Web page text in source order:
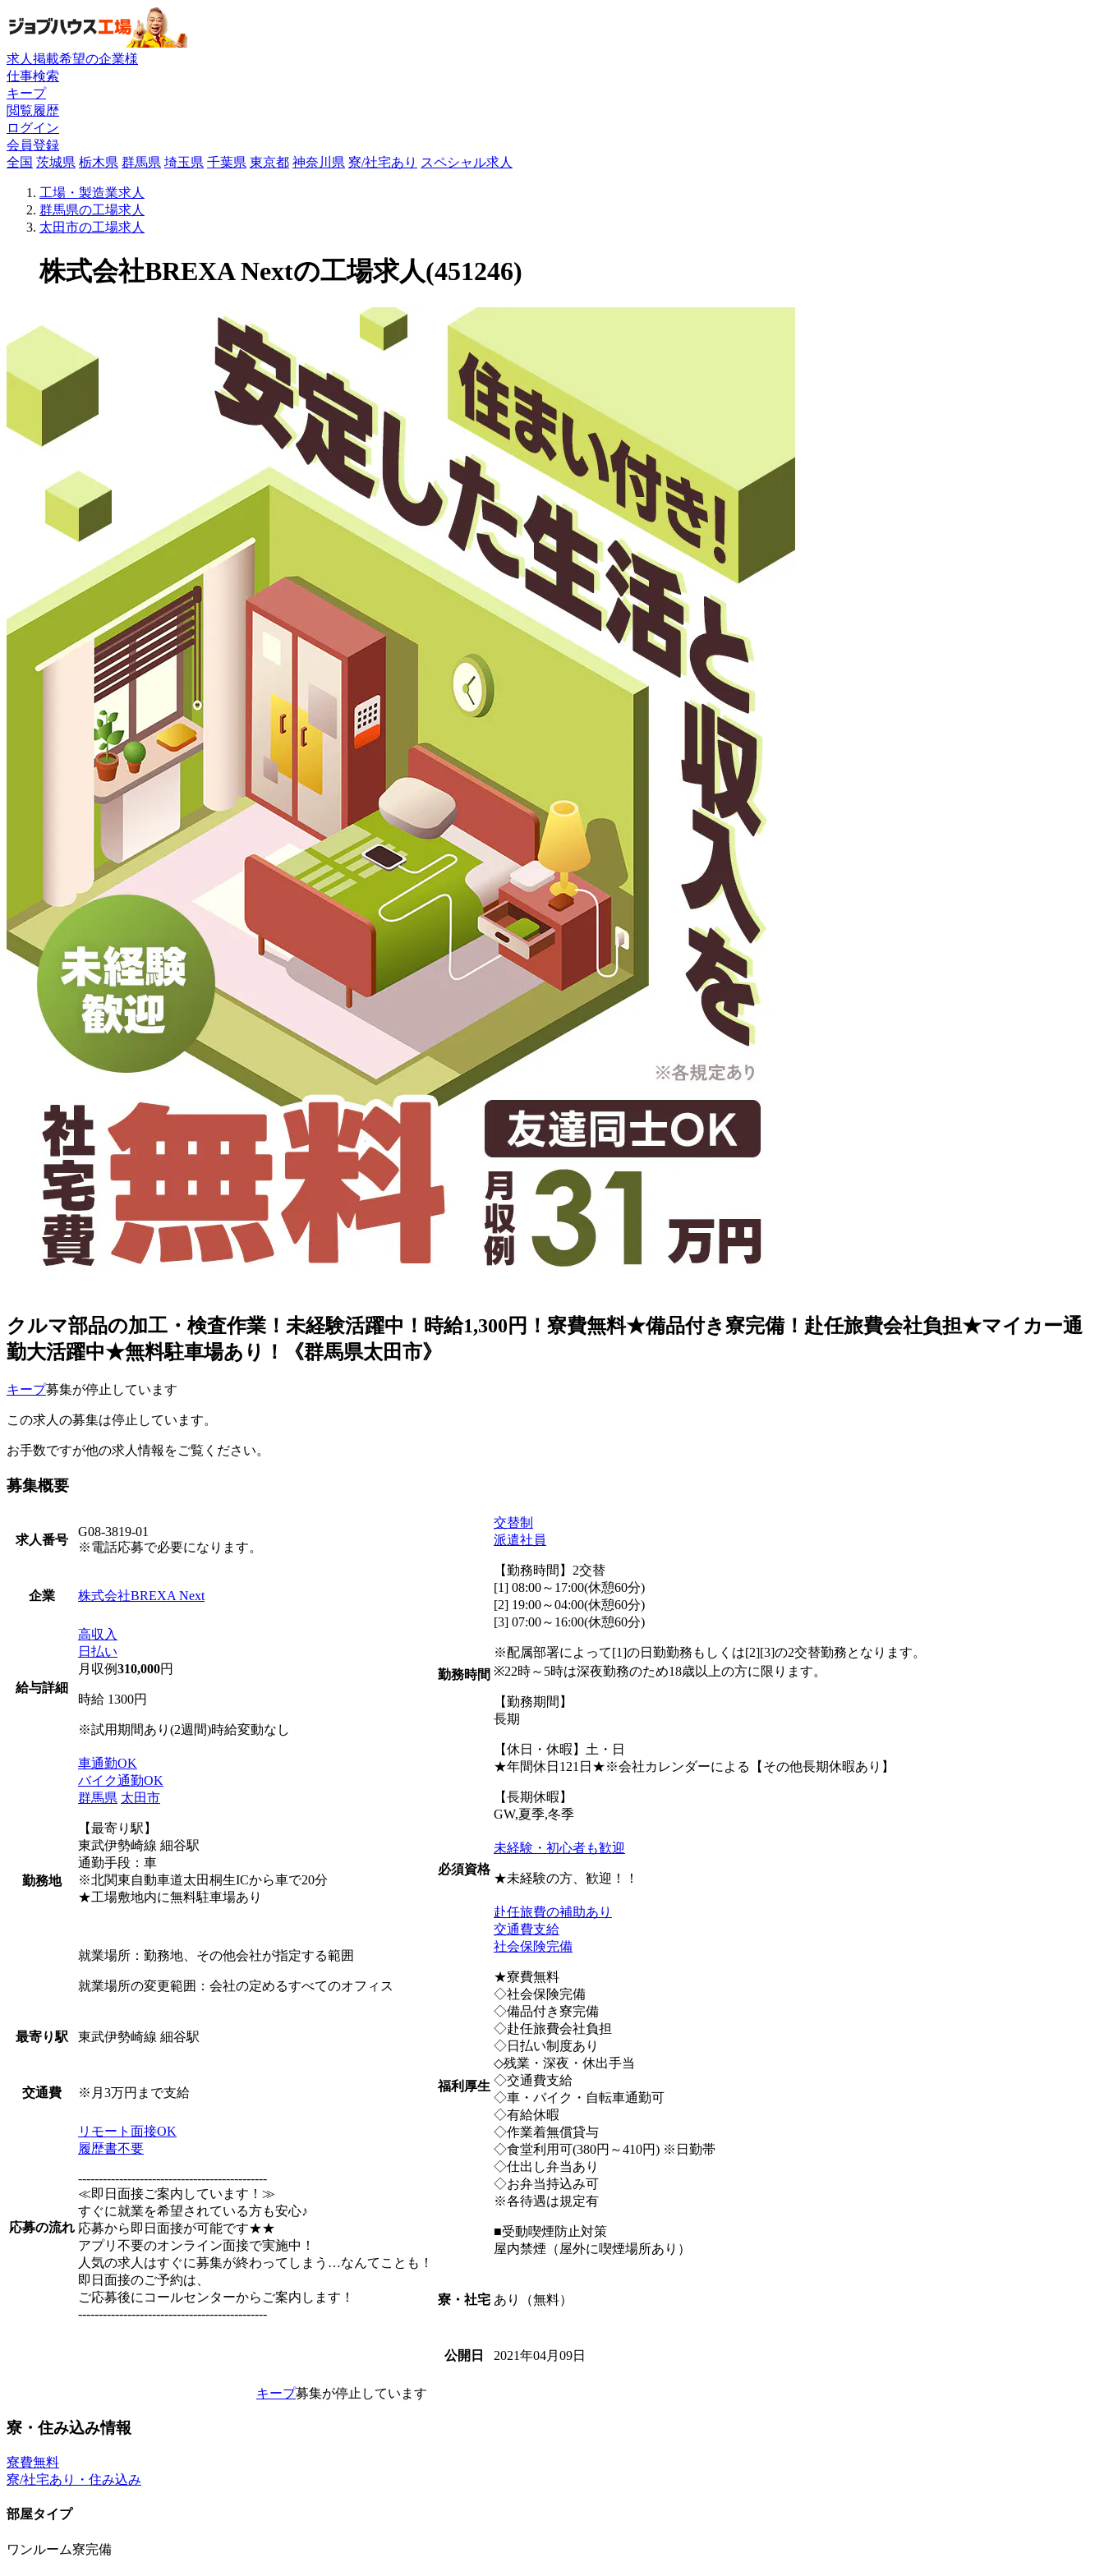
求人掲載希望の企業様
仕事検索
キープ
閲覧履歴
ログイン
会員登録
全国 茨城県 栃木県 群馬県 埼玉県 千葉県 東京都 神奈川県 寮/社宅あり スペシャル求人
工場・製造業求人
群馬県の工場求人
太田市の工場求人
株式会社BREXA Nextの工場求人(451246)
クルマ部品の加工・検査作業！未経験活躍中！時給1,300円！寮費無料★備品付き寮完備！赴任旅費会社負担★マイカー通
勤大活躍中★無料駐車場あり！《群馬県太田市》
キープ募集が停止しています
この求人の募集は停止しています。
お手数ですが他の求人情報をご覧ください。
募集概要
求人番号
G08-3819-01
※電話応募で必要になります。
企業 株式会社BREXA Next
給与詳細
高収入
日払い
月収例310,000円
時給 1300円
※試用期間あり(2週間)時給変動なし
勤務地
車通勤OK
バイク通勤OK
群馬県 太田市
【最寄り駅】
東武伊勢崎線 細谷駅
通勤手段：車
※北関東自動車道太田桐生ICから車で20分
★工場敷地内に無料駐車場あり
就業場所：勤務地、その他会社が指定する範囲
就業場所の変更範囲：会社の定めるすべてのオフィス
最寄り駅 東武伊勢崎線 細谷駅
交通費 ※月3万円まで支給
応募の流れ
リモート面接OK
履歴書不要
----------------------------------------------
≪即日面接ご案内しています！≫
すぐに就業を希望されている方も安心♪
応募から即日面接が可能です★★
アプリ不要のオンライン面接で実施中！
人気の求人はすぐに募集が終わってしまう…なんてことも！
即日面接のご予約は、
ご応募後にコールセンターからご案内します！
----------------------------------------------
勤務時間
交替制
派遣社員
【勤務時間】2交替
[1] 08:00～17:00(休憩60分)
[2] 19:00～04:00(休憩60分)
[3] 07:00～16:00(休憩60分)
※配属部署によって[1]の日勤勤務もしくは[2][3]の2交替勤務となります。
※22時～5時は深夜勤務のため18歳以上の方に限ります。
【勤務期間】
長期
【休日・休暇】土・日
★年間休日121日★※会社カレンダーによる【その他長期休暇あり】
【長期休暇】
GW,夏季,冬季
必須資格
未経験・初心者も歓迎
★未経験の方、歓迎！！
福利厚生
赴任旅費の補助あり
交通費支給
社会保険完備
★寮費無料
◇社会保険完備
◇備品付き寮完備
◇赴任旅費会社負担
◇日払い制度あり
◇残業・深夜・休出手当
◇交通費支給
◇車・バイク・自転車通勤可
◇有給休暇
◇作業着無償貸与
◇食堂利用可(380円～410円) ※日勤帯
◇仕出し弁当あり
◇お弁当持込み可
※各待遇は規定有
■受動喫煙防止対策
屋内禁煙（屋外に喫煙場所あり）
寮・社宅 あり（無料）
公開日 2021年04月09日
キープ募集が停止しています
寮・住み込み情報
寮費無料
寮/社宅あり・住み込み
部屋タイプ
ワンルーム寮完備